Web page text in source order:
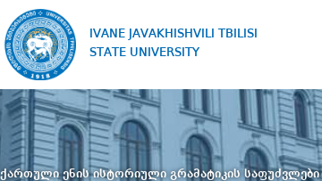
IVANE JAVAKHISHVILI TBILISI
STATE UNIVERSITY
ქართული ენის ისტორიული გრამატიკის საფუძვლები